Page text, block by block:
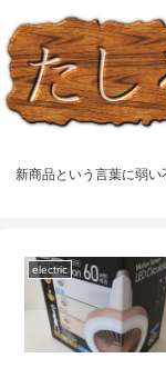
新商品という言葉に弱
electric